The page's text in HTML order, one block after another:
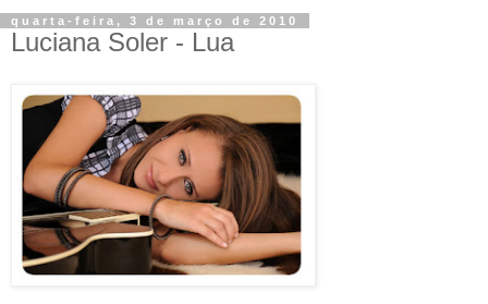
quarta-feira, 3 de março de 2010
Luciana Soler - Lua